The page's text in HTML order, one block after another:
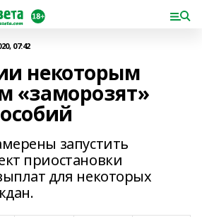
07:42
некоторым
«заморозят»
запустить
приостановки
для некоторых